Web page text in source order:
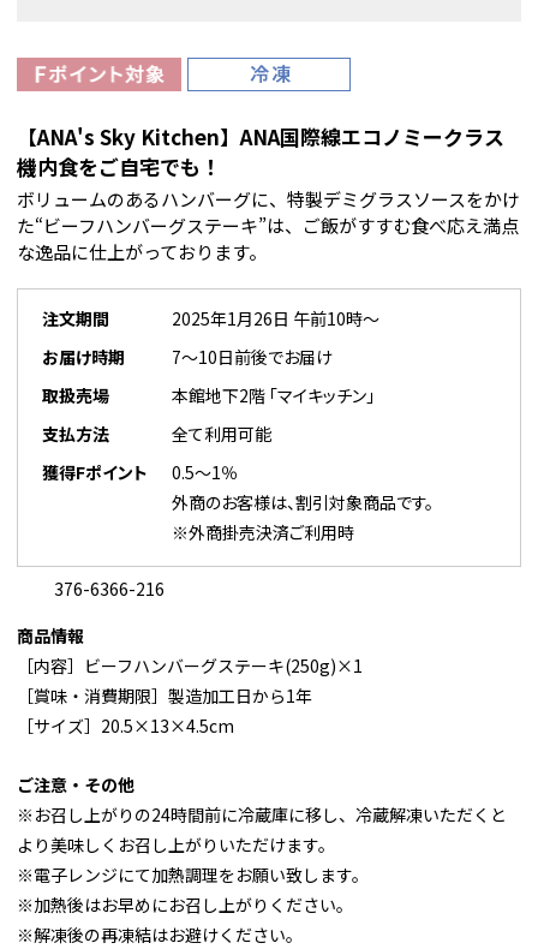
【ANA's Sky Kitchen】ANA国際線エコノミークラス
機内食をご自宅でも！
ボリュームのあるハンバーグに、特製デミグラスソースをかけ
た“ビーフハンバーグステーキ”は、ご飯がすすむ食べ応え満点
な逸品に仕上がっております。
注文期間
2025年1月26日 午前10時～
お届け時期
7～10日前後でお届け
取扱売場
本館地下2階 「マイキッチン」
支払方法
全て利用可能
獲得Fポイント
0.5～1％
外商のお客様は、割引対象商品です。
※外商掛売決済ご利用時
376-6366-216
商品情報
［内容］ビーフハンバーグステーキ(250g)×1
［賞味・消費期限］製造加工日から1年
［サイズ］20.5×13×4.5cm
ご注意・その他
※お召し上がりの24時間前に冷蔵庫に移し、冷蔵解凍いただくと
より美味しくお召し上がりいただけます。
※電子レンジにて加熱調理をお願い致します。
※加熱後はお早めにお召し上がりください。
※解凍後の再凍結はお避けください。